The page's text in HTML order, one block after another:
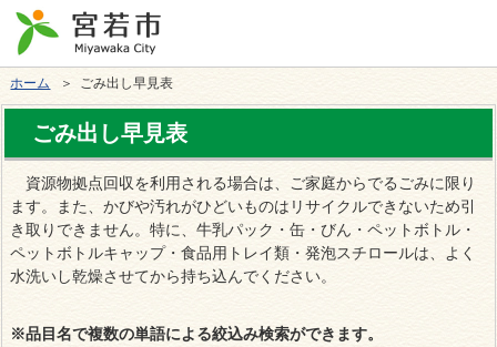
ホーム ＞ ごみ出し早見表
ごみ出し早見表
資源物拠点回収を利用される場合は、ご家庭からでるごみに限り
ます。また、かびや汚れがひどいものはリサイクルできないため引
き取りできません。特に、牛乳パック・缶・びん・ペットボトル・
ペットボトルキャップ・食品用トレイ類・発泡スチロールは、よく
水洗いし乾燥させてから持ち込んでください。
※品目名で複数の単語による絞込み検索ができます。